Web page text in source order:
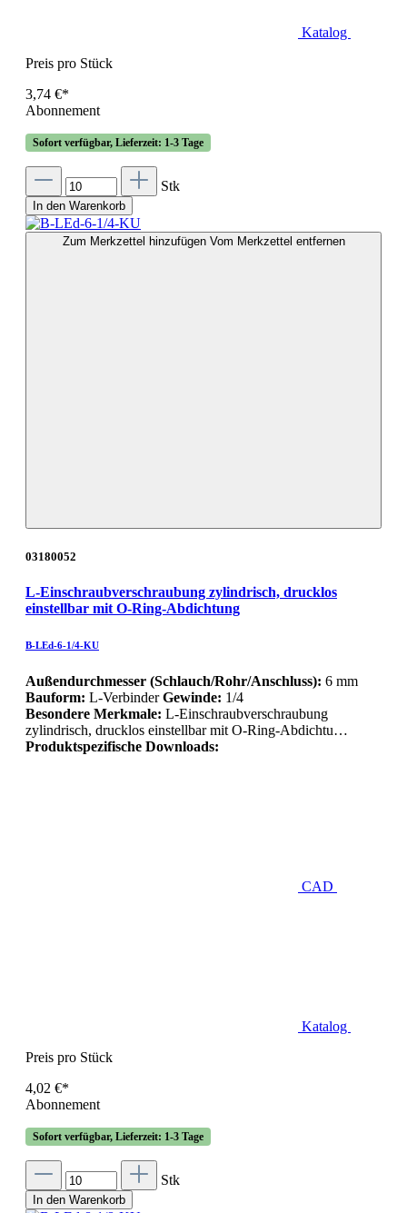
Katalog
Preis pro Stück
3,74 €*
Abonnement
Sofort verfügbar, Lieferzeit: 1-3 Tage
Stk
In den Warenkorb
Zum Merkzettel hinzufügen Vom Merkzettel entfernen
03180052
L-Einschraubverschraubung zylindrisch, drucklos
einstellbar mit O-Ring-Abdichtung
B-LEd-6-1/4-KU
Außendurchmesser (Schlauch/Rohr/Anschluss): 6 mm
Bauform: L-VerbinderGewinde: 1/4
Besondere Merkmale: L-Einschraubverschraubung
zylindrisch, drucklos einstellbar mit O-Ring-Abdichtu…
Produktspezifische Downloads:
CAD
Katalog
Preis pro Stück
4,02 €*
Abonnement
Sofort verfügbar, Lieferzeit: 1-3 Tage
Stk
In den Warenkorb